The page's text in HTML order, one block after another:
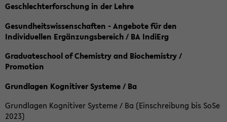
Geschlechterforschung in der Lehre
Gesundheitswissenschaften - Angebote für den
Individuellen Ergänzungsbereich / BA IndiErg
Graduateschool of Chemistry and Biochemistry /
Promotion
Grundlagen Kognitiver Systeme / Ba
Grundlagen Kognitiver Systeme / Ba (Einschreibung bis SoSe
2023)